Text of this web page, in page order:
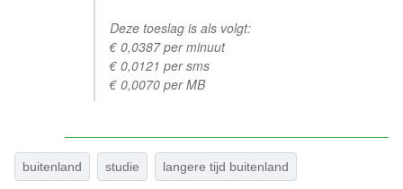
Deze toeslag is als volgt:
€ 0,0387 per minuut
€ 0,0121 per sms
€ 0,0070 per MB
buitenland studie langere tijd buitenland